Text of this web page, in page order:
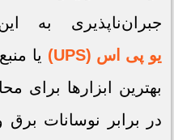
جبران‌ناپذیری به
یو پی اس (UPS)
یا
بهترین ابزارها
در برابر نوسانات